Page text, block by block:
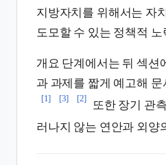
지방자치를 위해서는 자
도모할 수 있는 정책적
개요 단계에서는 뒤 섹션
과 과제를 짧게 예고해
[1] [3] [2]
또한 장기 관
러나지 않는 연안과 외양